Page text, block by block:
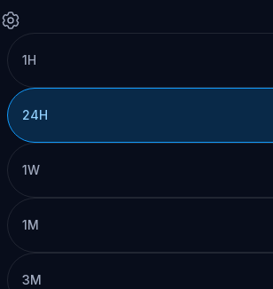
1H
24H
1W
1M
3M